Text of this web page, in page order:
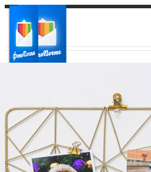
Ваш город:
Ваш регион доставки
Выберите из списка: